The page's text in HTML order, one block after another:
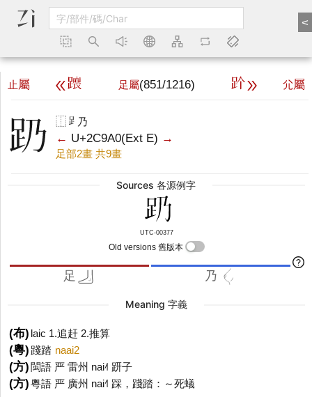
<
止 屬 𫟣 足屬(851/1216) 𬦡 尣屬
𬦠 ⿰ 𧾷 乃
← U+2C9A0(Ext E) →
足部2畫共9畫
Sources 各源例字
UTC-00377
Old versions 舊版本
足 乃
Meaning 字義
(布) laic 1.追赶 2.推算
(粵) 踐踏 naai2
(方) 閩語 严 雷州 nai˨˦ 趼子
(方)粵語 严 廣州 nai˧˥ 踩，踐踏：～死蟻